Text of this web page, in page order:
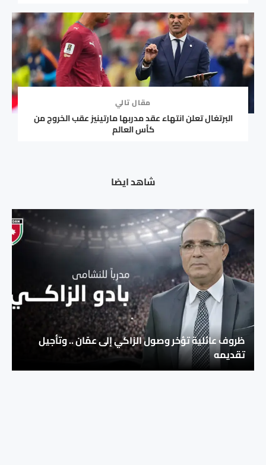
مقال تالي
البرتغال تعلن انتهاء عقد مدربها مارتينيز عقب الخروج من
كأس العالم
شاهد ايضا
ظروف عائلية تؤخر وصول الزاكي إلى عمّان .. وتأجيل
تقديمه